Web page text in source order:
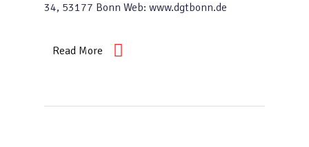
34, 53177 Bonn Web: www.dgtbonn.de
Read More